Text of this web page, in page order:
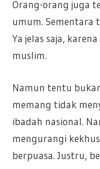
Orang-orang juga
umum. Sementara
Ya jelas saja,
muslim.
Namun tentu
memang tidak
ibadah nasional.
mengurangi
berpuasa. Justru,